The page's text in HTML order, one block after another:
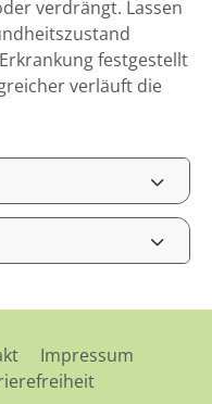
verdrängt. Lassen
festgestellt
verläuft die
Impressum